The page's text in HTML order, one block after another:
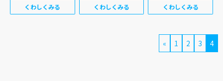
くわしくみる くわしくみる くわしくみる
« 1 2 3 4